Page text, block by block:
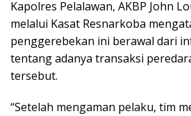
Kapolres Pelalawan, AKBP John
melalui Kasat Resnarkoba
penggerebekan ini berawal dari
tentang adanya transaksi
tersebut.
“Setelah mengaman pelaku, tim